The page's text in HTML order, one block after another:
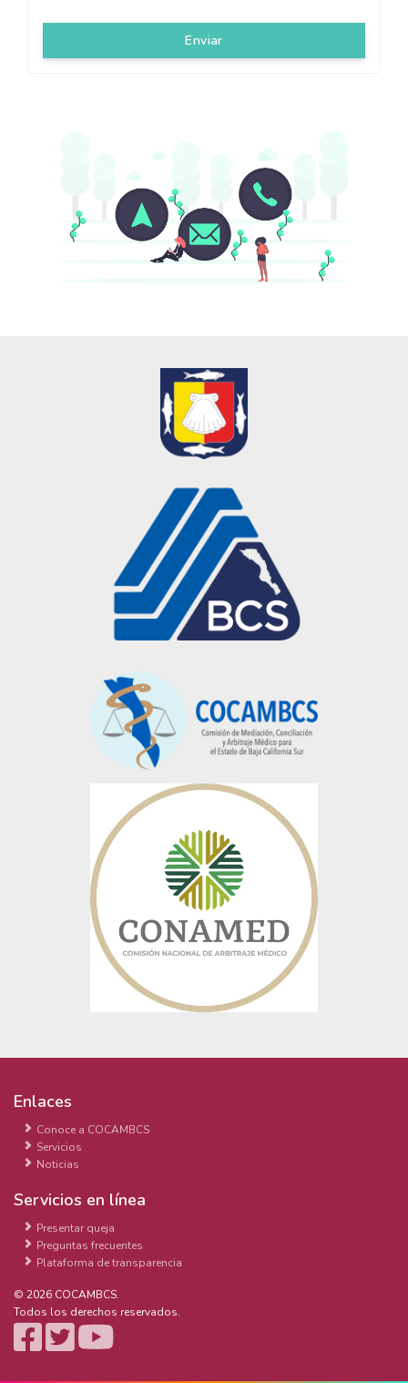
Enlaces
Conoce a COCAMBCS
Servicios
Noticias
Servicios en línea
Presentar queja
Preguntas frecuentes
Plataforma de transparencia
© 2026 COCAMBCS.
Todos los derechos reservados.